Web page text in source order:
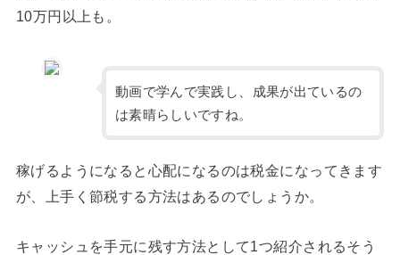
10万円以上も。
動画で学んで実践し、成果が出ているの
は素晴らしいですね。
稼げるようになると心配になるのは税金になってきます
が、上手く節税する方法はあるのでしょうか。
キャッシュを手元に残す方法として1つ紹介されるそう